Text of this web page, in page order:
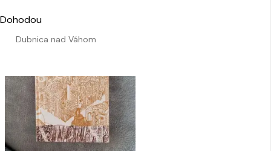
Dubnica nad Váhom
Dohodou